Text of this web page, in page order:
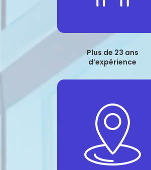
Plus de 23 ans
d’expérience